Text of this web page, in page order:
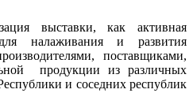
выставки, как активная
налаживания и развития
поставщиками,
продукции из различных
и соседних республик